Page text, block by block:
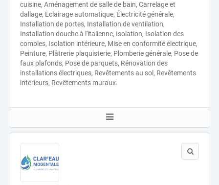
cuisine, Aménagement de salle de bain, Carrelage et
dallage, Eclairage automatique, Électricité générale,
Installation de portes, Installation de ventilation,
Installation douche à l'italienne, Isolation, Isolation des
combles, Isolation intérieure, Mise en conformité électrique,
Peinture, Plâtrerie plaquisterie, Plomberie générale, Pose de
faux plafonds, Pose de parquets, Rénovation des
installations électriques, Revêtements au sol, Revêtements
intérieurs, Revêtements muraux.